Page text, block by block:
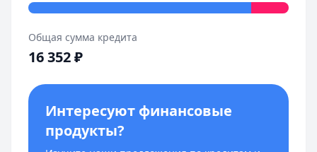
Общая сумма кредита
16 352₽
Интересуют финансовые
продукты?